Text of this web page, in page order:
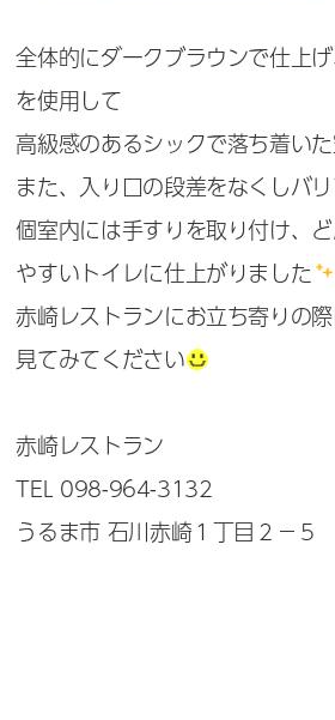
全体的にダークブラウンで仕上
を使用して
高級感のあるシックで落ち着い
また、入り口の段差をなくしバ
個室内には手すりを取り付け、
やすいトイレに仕上がりました
赤崎レストランにお立ち寄りの
見てみてください
赤崎レストラン
TEL 098-964-3132
うるま市 石川赤崎１丁目２−５